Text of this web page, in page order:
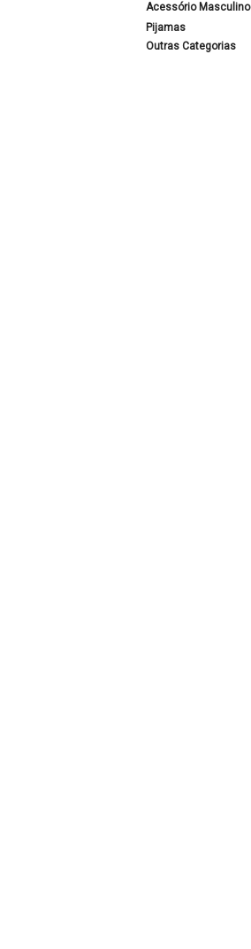
Acessório Masculino
Pijamas
Outras Categorias